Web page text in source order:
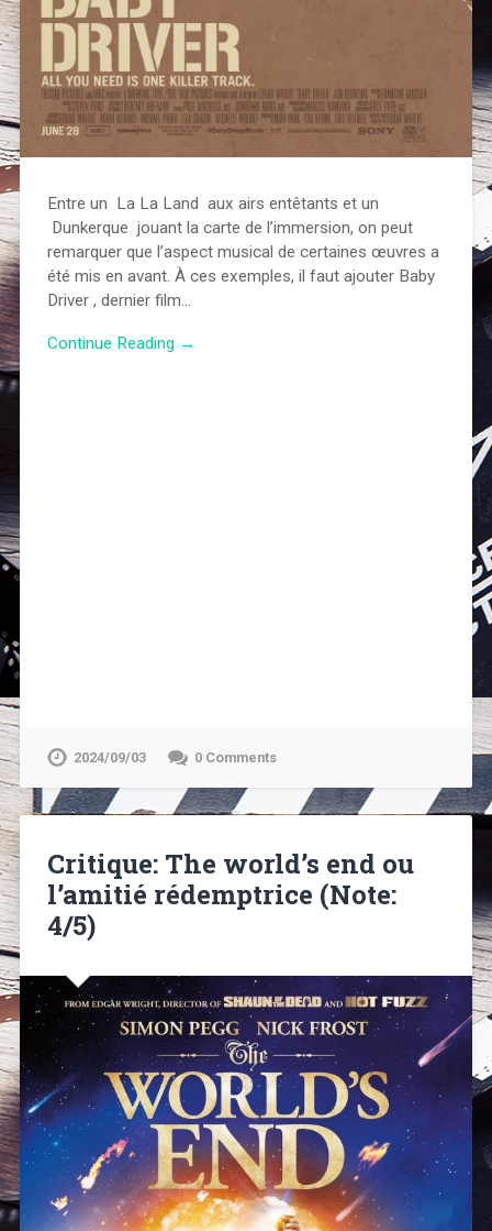
Entre un La La Land aux airs entêtants et un
Dunkerque jouant la carte de l’immersion, on peut
remarquer que l’aspect musical de certaines œuvres a
été mis en avant. À ces exemples, il faut ajouter Baby
Driver , dernier film…
Continue Reading →
2024/09/03 0 Comments
Critique: The world’s end ou
l’amitié rédemptrice (Note:
4/5)